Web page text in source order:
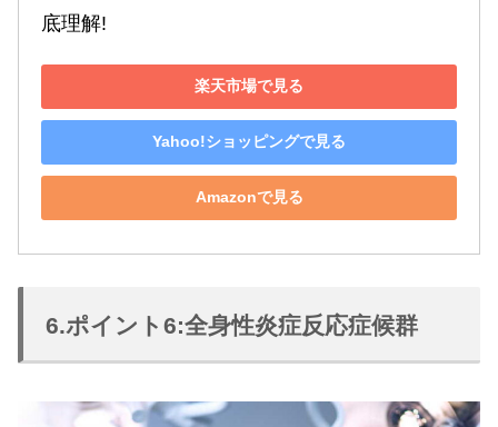
底理解!
楽天市場で見る
Yahoo!ショッピングで見る
Amazonで見る
6.ポイント6:全身性炎症反応症候群